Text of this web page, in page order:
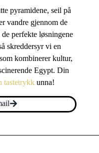
pyramidene, seil på
vandre gjennom de
perfekte løsningene
skreddersyr vi en
kombinerer kultur,
Egypt. Din
tastetrykk unna!